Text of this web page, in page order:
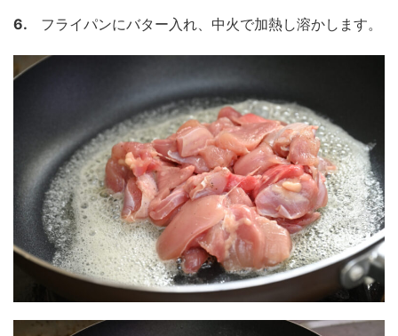
6. フライパンにバター入れ、中火で加熱し溶かします。